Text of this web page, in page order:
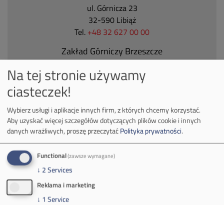
ul. Górnicza 23
32-590 Libiąż
Tel. +48 32 627 00 00
Zakład Górniczy Brzeszcze
32-620 Brzeszcze
Kontakt dla mediów:
mail:media@pkw-sa.pl
tel.:+48 32 618 56 02
(poniedziałek-piątek 7:00-15:00)
Na tej stronie używamy
ciasteczek!
Wybierz usługi i aplikacje innych firm, z których chcemy korzystać.
Aby uzyskać więcej szczegółów dotyczących plików cookie i innych
danych wrażliwych, proszę przeczytaćPolityka prywatności.
Functional(zawsze wymagane)
↓ 2Services
Reklama i marketing
↓ 1 Service